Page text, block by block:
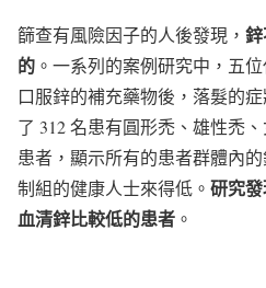
篩查有風險因子的人後發現，
的 。一系列的案例研究中，五
口服鋅的補充藥物後，落髮的
了 312 名患有圓形禿、雄性禿
患者，顯示所有的患者群體內
制組的健康人士來得低。 研究
血清鋅比較低的患者 。